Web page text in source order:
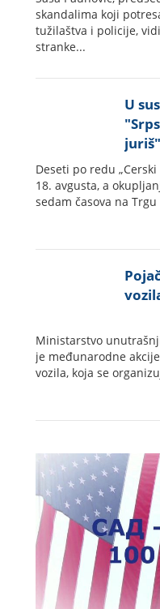
skandalima koji
tužilaštva i policije,
stranke...
U
juriš"
Deseti po redu
18. avgusta, a
sedam časova na
Ministarstvo
je međunarodne
vozila, koja se